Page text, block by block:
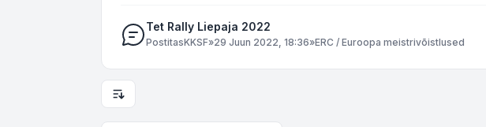
Tet Rally Liepaja 2022
PostitasKKSF»29 Juun 2022, 18:36»ERC / Euroopa meistrivõistlused
Kuvamise ja sorteerimise seaded